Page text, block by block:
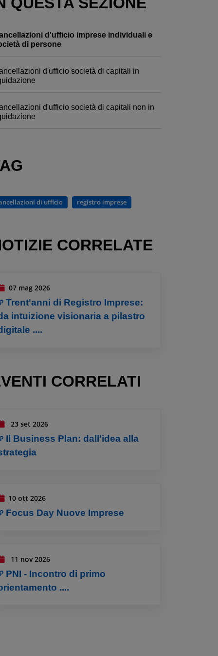
d'ufficio imprese individuali e
di persone
d'ufficio società di capitali in
d'ufficio società di capitali non in
di ufficio registro imprese
CORRELATE
07 mag 2026
Trent'anni di Registro Imprese:
intuizione visionaria a pilastro
....
CORRELATI
23 set 2026
Il Business Plan: dall'idea alla
10 ott 2026
Focus Day Nuove Imprese
11 nov 2026
PNI - Incontro di primo
....